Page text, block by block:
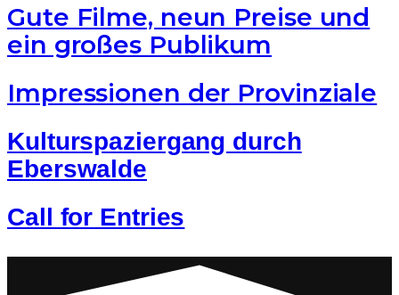
Gute Filme, neun Preise und
ein großes Publikum
Impressionen der Provinziale
Kulturspaziergang durch
Eberswalde
Call for Entries